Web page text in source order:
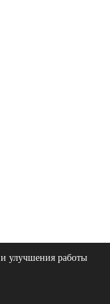
улучшения работы